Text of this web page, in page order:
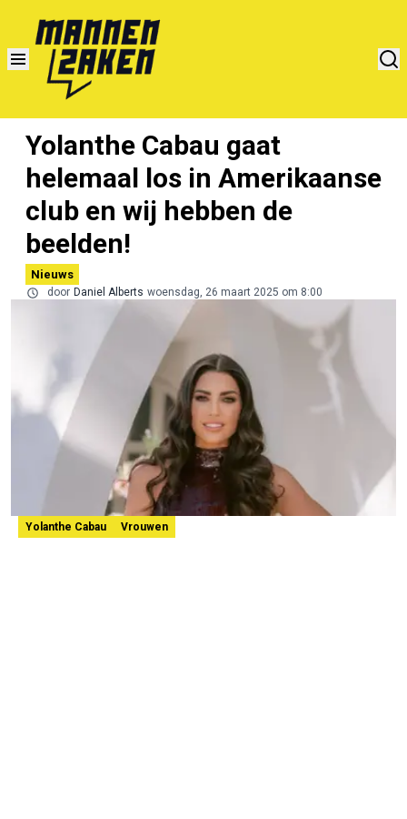
Yolanthe Cabau gaat
helemaal los in Amerikaanse
club en wij hebben de
beelden!
Nieuws
door Daniel Alberts woensdag, 26 maart 2025 om 8:00
Yolanthe Cabau Vrouwen